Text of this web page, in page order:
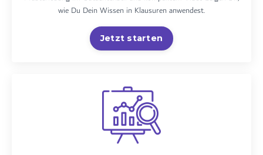
wie Du Dein Wissen in Klausuren anwendest.
Jetzt starten